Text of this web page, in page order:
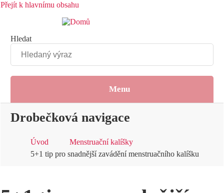
Přejít k hlavnímu obsahu
Hledat
Menu
Drobečková navigace
Úvod
Menstruační kalíšky
5+1 tip pro snadnější zavádění menstruačního kalíšku